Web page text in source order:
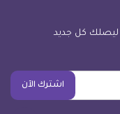
ليصلك كل جديد
اشترك الآن